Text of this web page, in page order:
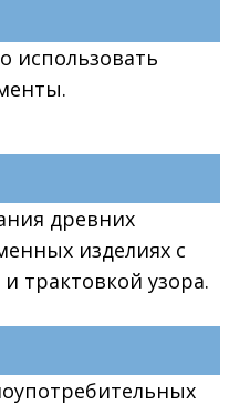
использовать
древних
изделиях с
трактовкой узора.